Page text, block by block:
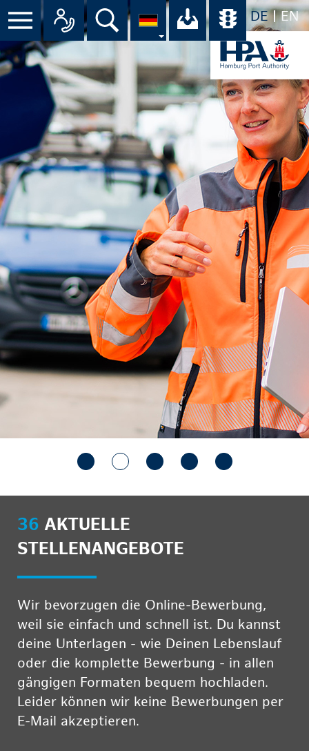
DE EN
Suche Ihr Download-
36 AKTUELLE
STELLENANGEBOTE
Wir bevorzugen die Online-Bewerbung,
weil sie einfach und schnell ist. Du kannst
deine Unterlagen - wie Deinen Lebenslauf
oder die komplette Bewerbung - in allen
gängigen Formaten bequem hochladen.
Leider können wir keine Bewerbungen per
E-Mail akzeptieren.